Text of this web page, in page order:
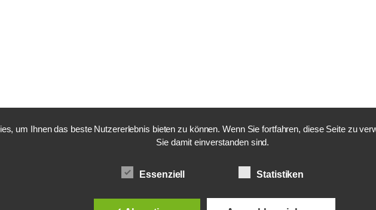
um Ihnen das beste Nutzererlebnis bieten zu können. Wenn Sie fortfahren, diese Seite zu
Sie damit einverstanden sind.
Essenziell Statistiken